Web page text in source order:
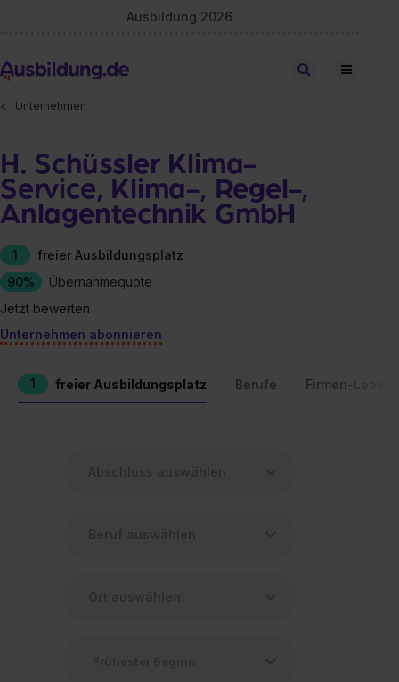
Ausbildung 2026
Stellen finden
Unternehmen
H. Schüssler Klima-
Service, Klima-, Regel-,
Anlagentechnik GmbH
1
freier Ausbildungsplatz
90%
Übernahmequote
Jetzt bewerten
Unternehmen abonnieren
1 freier Ausbildungsplatz Berufe Firmen-